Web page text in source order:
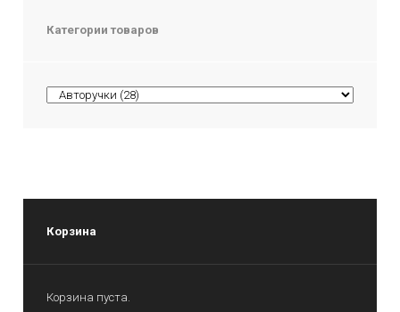
Категории товаров
Корзина
Корзина пуста.